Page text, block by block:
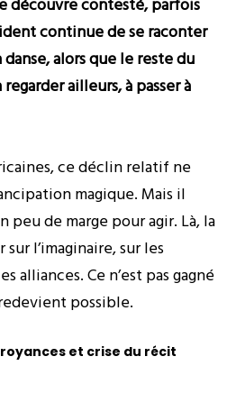
continue de se raconter
alors que le reste du
ailleurs, à passer à
ce déclin relatif ne
magique. Mais il
peu de marge pour agir. Là, la
l’imaginaire, sur les
alliances. Ce n’est pas gagné
possible.
et crise du récit